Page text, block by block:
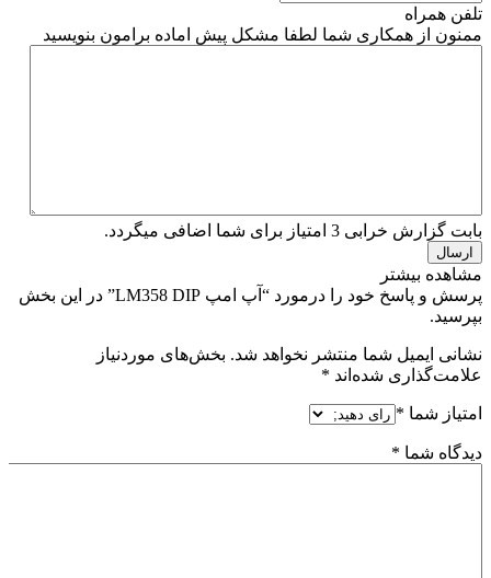
تلفن همراه
ممنون از همکاری شما لطفا مشکل پیش اماده برامون بنویسید
بابت گزارش خرابی 3 امتیاز برای شما اضافی میگردد.
مشاهده بیشتر
پرسش و پاسخ خود را درمورد “آپ امپ LM358 DIP” در این بخش
بپرسید.
نشانی ایمیل شما منتشر نخواهد شد. بخش‌های موردنیاز
علامت‌گذاری شده‌اند *
امتیاز شما *
دیدگاه شما *